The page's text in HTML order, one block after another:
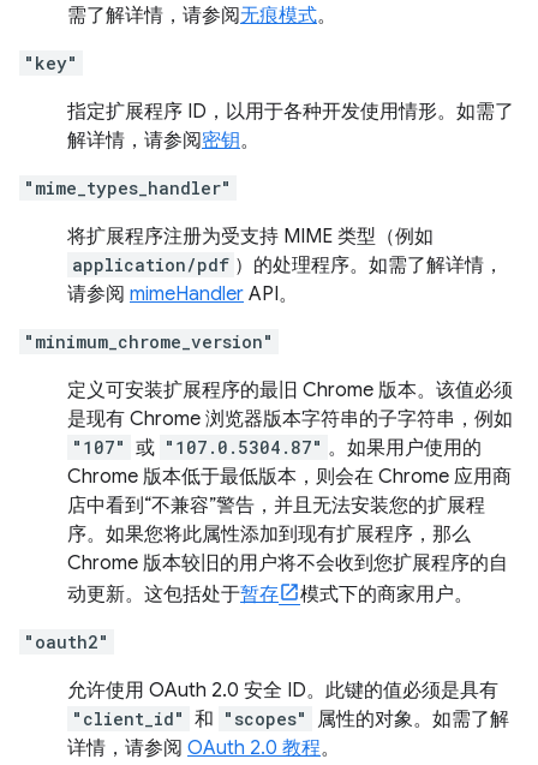
需了解详情，请参阅无痕模式。
"key"
指定扩展程序 ID，以用于各种开发使用情形。如需了
解详情，请参阅密钥。
"mime_types_handler"
将扩展程序注册为受支持 MIME 类型（例如
application/pdf ）的处理程序。如需了解详情，
请参阅 mimeHandler API。
"minimum_chrome_version"
定义可安装扩展程序的最旧 Chrome 版本。该值必须
是现有 Chrome 浏览器版本字符串的子字符串，例如
"107" 或 "107.0.5304.87" 。如果用户使用的
Chrome 版本低于最低版本，则会在 Chrome 应用商
店中看到“不兼容”警告，并且无法安装您的扩展程
序。如果您将此属性添加到现有扩展程序，那么
Chrome 版本较旧的用户将不会收到您扩展程序的自
动更新。这包括处于暂存 模式下的商家用户。
"oauth2"
允许使用 OAuth 2.0 安全 ID。此键的值必须是具有
"client_id" 和 "scopes"
属性的对象。如需了解
详情，请参阅 OAuth 2.0 教程。